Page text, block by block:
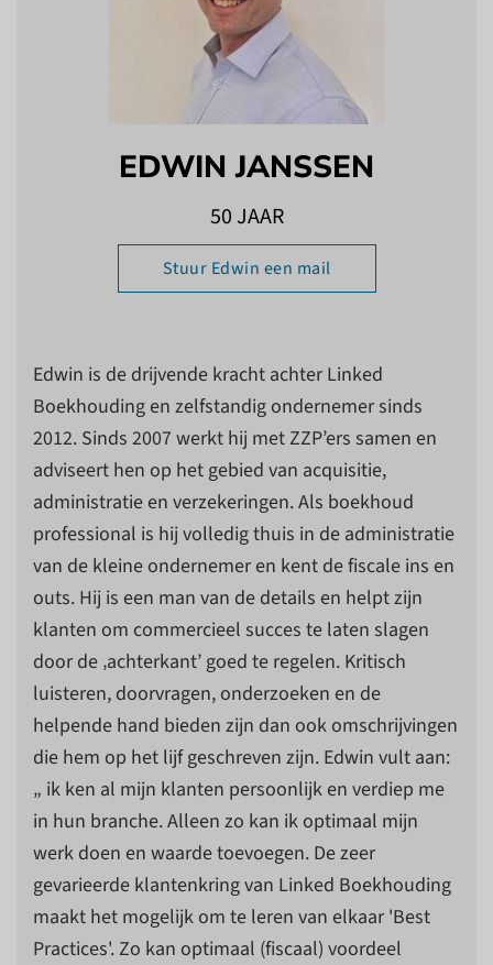
EDWIN JANSSEN
50 JAAR
Stuur Edwin een mail
Edwin is de drijvende kracht achter Linked
Boekhouding en zelfstandig ondernemer sinds
2012. Sinds 2007 werkt hij met ZZP’ers samen en
adviseert hen op het gebied van acquisitie,
administratie en verzekeringen. Als boekhoud
professional is hij volledig thuis in de administratie
van de kleine ondernemer en kent de fiscale ins en
outs. Hij is een man van de details en helpt zijn
klanten om commercieel succes te laten slagen
door de ‚achterkant’ goed te regelen. Kritisch
luisteren, doorvragen, onderzoeken en de
helpende hand bieden zijn dan ook omschrijvingen
die hem op het lijf geschreven zijn. Edwin vult aan:
„ ik ken al mijn klanten persoonlijk en verdiep me
in hun branche. Alleen zo kan ik optimaal mijn
werk doen en waarde toevoegen. De zeer
gevarieerde klantenkring van Linked Boekhouding
maakt het mogelijk om te leren van elkaar 'Best
Practices'. Zo kan optimaal (fiscaal) voordeel